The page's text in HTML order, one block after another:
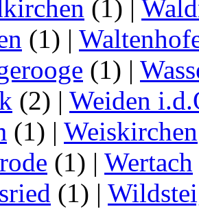
(1) |
(1) |
(1) |
(2) | Weiden
(1) | Weiskirchen
(1) | Wertach
(1) |